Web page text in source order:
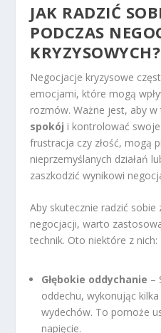
JAK RADZIĆ
PODCZAS
KRYZYSOWYCH?
Negocjacje kryzysowe
emocjami, które mogą
rozmów. Ważne jest, aby
spokój i kontrolować
frustracja czy złość, mogą
nieprzemyślanych działań
zaszkodzić wynikowi
Aby skutecznie radzić
negocjacji, warto
technik. Oto niektóre z nich:
Głębokie oddychanie –
oddechu, wykonując
wydechów. To pomoże
napięcie.